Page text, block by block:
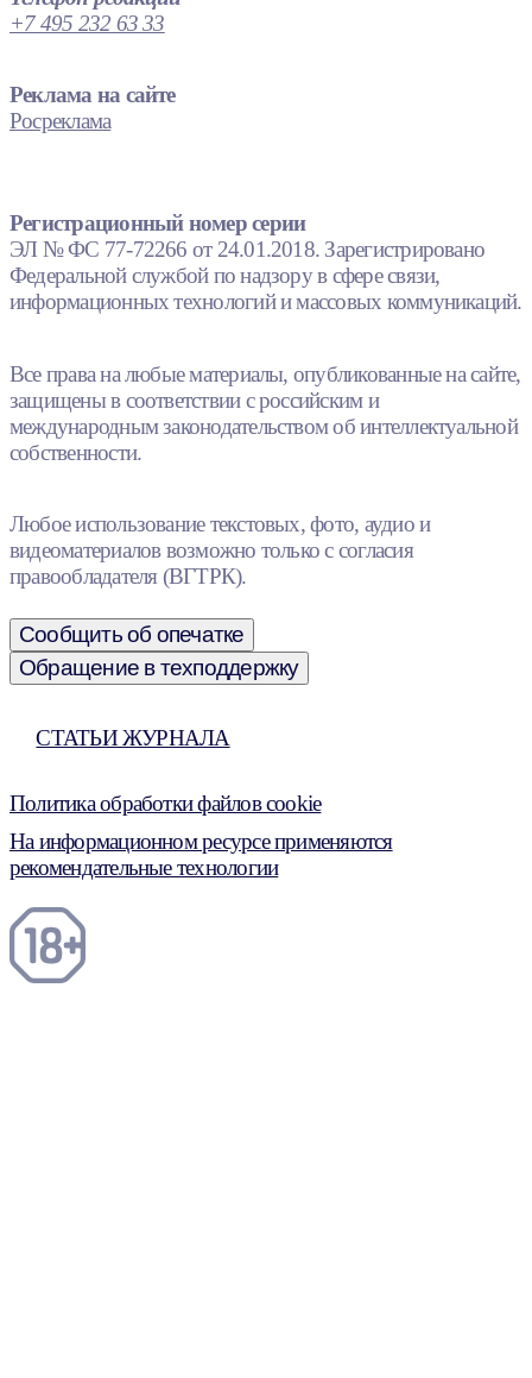
+7 495 232 63 33
Реклама на сайте
Росреклама
Регистрационный номер серии
ЭЛ № ФС 77-72266 от 24.01.2018. Зарегистрировано
Федеральной службой по надзору в сфере связи,
информационных технологий и массовых коммуникаций.
Все права на любые материалы, опубликованные на сайте,
защищены в соответствии с российским и
международным законодательством об интеллектуальной
собственности.
Любое использование текстовых, фото, аудио и
видеоматериалов возможно только с согласия
правообладателя (ВГТРК).
Сообщить об опечатке
Обращение в техподдержку
СТАТЬИ ЖУРНАЛА
Политика обработки файлов cookie
На информационном ресурсе применяются
рекомендательные технологии